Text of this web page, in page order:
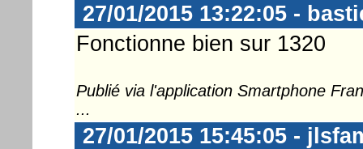
27/01/2015 13:22:05 -
Fonctionne bien sur 1320
Publié via l'application Smartphone
...
27/01/2015 15:45:05 -